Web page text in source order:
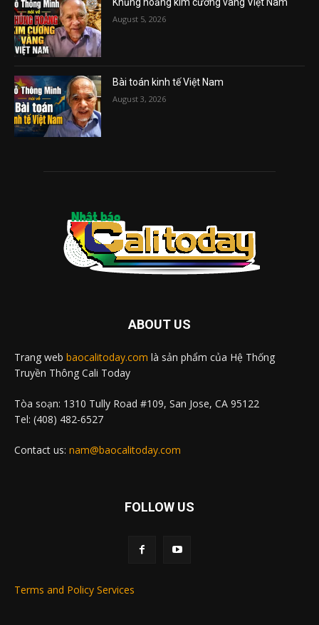
Khủng hoảng kim cương vàng Việt Nam
August 5, 2026
Bài toán kinh tế Việt Nam
August 3, 2026
ABOUT US
Trang web baocalitoday.com là sản phẩm của Hệ Thống
Truyền Thông Cali Today
Tòa soạn: 1310 Tully Road #109, San Jose, CA 95122
Tel: (408) 482-6527
Contact us: nam@baocalitoday.com
FOLLOW US
Terms and Policy Services